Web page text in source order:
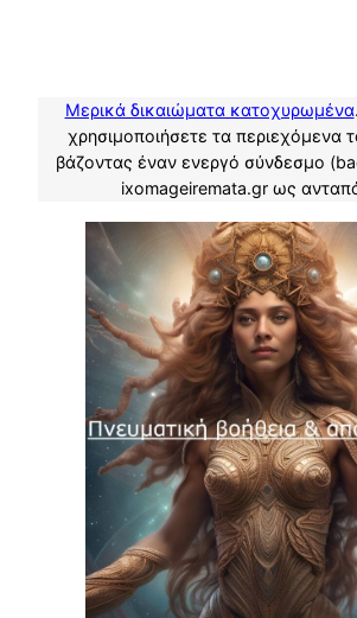
Μερικά δικαιώματα κατοχυρωμένα
χρησιμοποιήσετε τα περιεχόμενα
βάζοντας έναν ενεργό σύνδεσμο
ixomageiremata.gr ως